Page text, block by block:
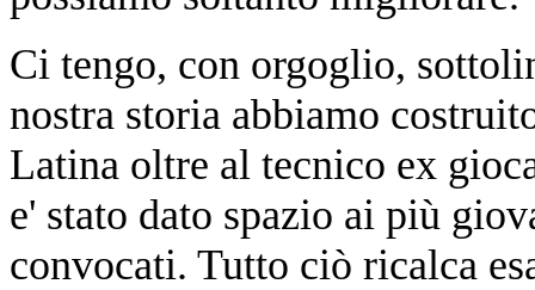
Ci tengo, con orgoglio,
nostra storia abbiamo
Latina oltre al tecnico ex
e' stato dato spazio ai più
convocati. Tutto ciò ricalca